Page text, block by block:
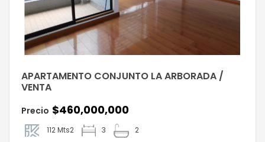
APARTAMENTO CONJUNTO LA ARBORADA /
VENTA
Precio $460,000,000
112 Mts2 3 2